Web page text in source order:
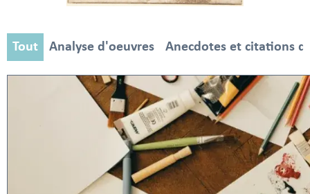
Analyse d'oeuvres Anecdotes et citations
Tout